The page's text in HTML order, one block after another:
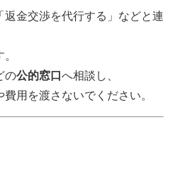
金交渉を代行する」などと連
の公的窓口へ相談し、
用を渡さないでください。